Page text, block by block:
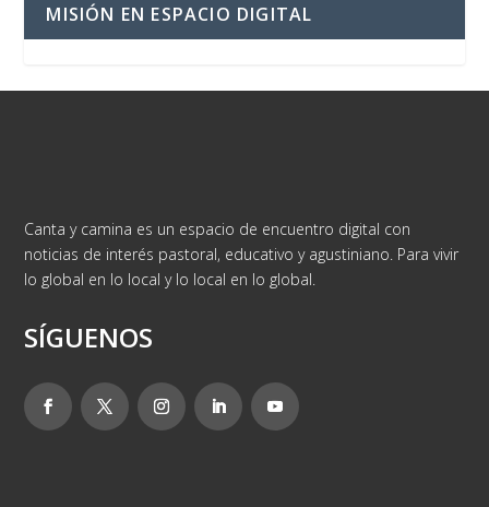
MISIÓN EN ESPACIO DIGITAL
Canta y camina es un espacio de encuentro digital con
noticias de interés pastoral, educativo y agustiniano. Para vivir
lo global en lo local y lo local en lo global.
SÍGUENOS